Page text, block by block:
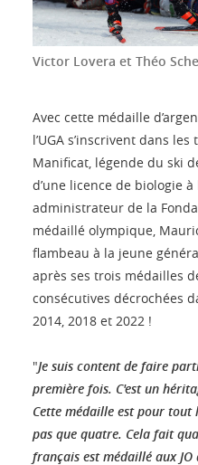
Victor Lovera et Théo
Avec cette médaille
l’UGA s’inscrivent dans
Manificat, légende du ski
d’une licence de biologie à
administrateur de la
médaillé olympique,
flambeau à la jeune
après ses trois médailles
consécutives décrochées
2014, 2018 et 2022 !
"Je suis content de faire
première fois. C'est un
Cette médaille est pour
pas que quatre. Cela fait
français est médaillé aux